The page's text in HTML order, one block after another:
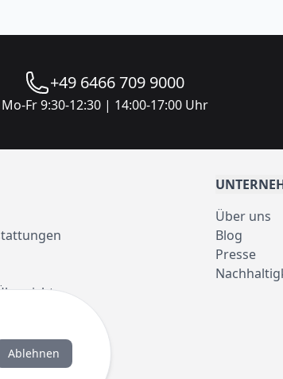
+49 6466 709 9000
Mo-Fr 9:30-12:30 | 14:00-17:00 Uhr
Über uns
Blog
Presse
Ablehnen